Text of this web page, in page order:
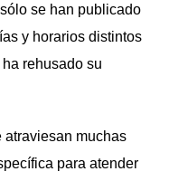
se han publicado
y horarios distintos
rehusado su
atraviesan muchas
para atender